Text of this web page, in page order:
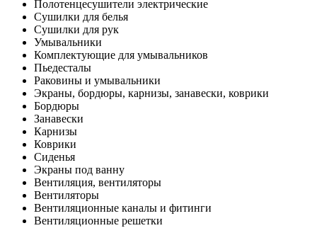
Полотенцесушители электрические
Сушилки для белья
Сушилки для рук
Умывальники
Комплектующие для умывальников
Пьедесталы
Раковины и умывальники
Экраны, бордюры, карнизы, занавески, коврики
Бордюры
Занавески
Карнизы
Коврики
Сиденья
Экраны под ванну
Вентиляция, вентиляторы
Вентиляторы
Вентиляционные каналы и фитинги
Вентиляционные решетки